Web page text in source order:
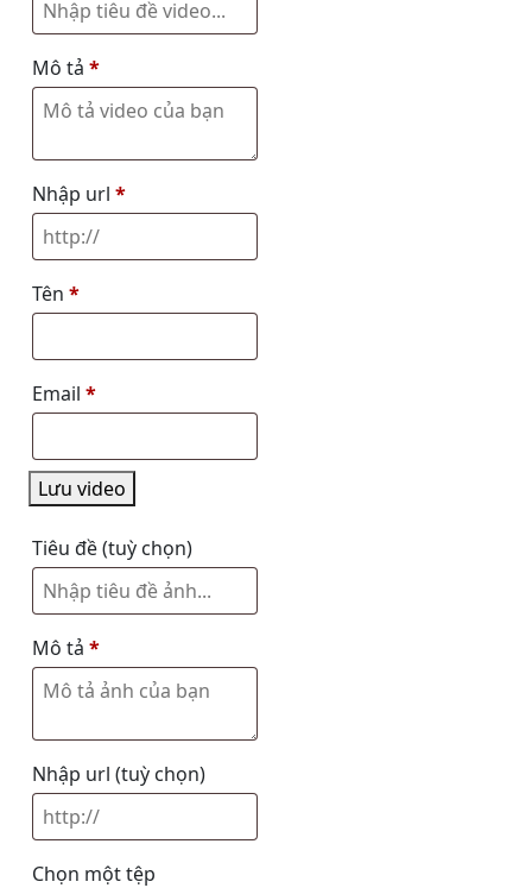
Mô tả *
Nhập url *
Tên *
Email *
Lưu video
Tiêu đề(tuỳ chọn)
Mô tả *
Nhập url (tuỳ chọn)
Chọn một tệp